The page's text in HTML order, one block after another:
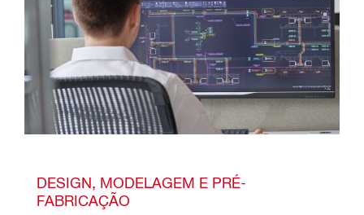
DESIGN, MODELAGEM E PRÉ-
FABRICAÇÃO